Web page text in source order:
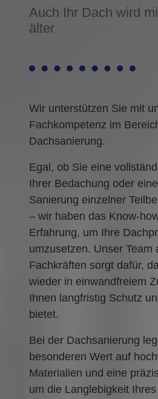
Auch Ihr Dach wird
älter
Wir unterstützen Sie mit
Fachkompetenz im
Dachsanierung.
Egal, ob Sie eine
Ihrer Bedachung oder
Sanierung einzelner
– wir haben das Know-
Erfahrung, um Ihre
umzusetzen. Unser Team
Fachkräften sorgt dafür,
wieder in einwandfreiem
Ihnen langfristig Schutz
bietet.
Bei der Dachsanierung
besonderen Wert auf
Materialien und eine
um die Langlebigkeit